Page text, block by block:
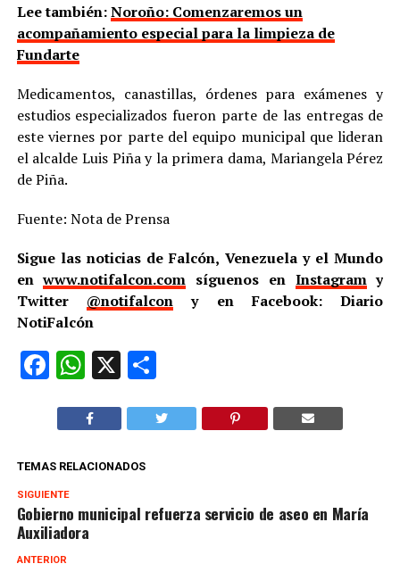
Lee también:Noroño: Comenzaremos un
acompañamiento especial para la limpieza de
Fundarte
Medicamentos, canastillas, órdenes para exámenes y
estudios especializados fueron parte de las entregas de
este viernes por parte del equipo municipal que lideran
el alcalde Luis Piña y la primera dama, Mariangela Pérez
de Piña.
Fuente: Nota de Prensa
Sigue las noticias de Falcón, Venezuela y el Mundo
enwww.notifalcon.com síguenos en Instagramy
Twitter @notifalcon y en Facebook: Diario
NotiFalcón
Facebook
WhatsApp
X Compartir
TEMAS RELACIONADOS
SIGUIENTE
Gobierno municipal refuerza servicio de aseo en María
Auxiliadora
ANTERIOR